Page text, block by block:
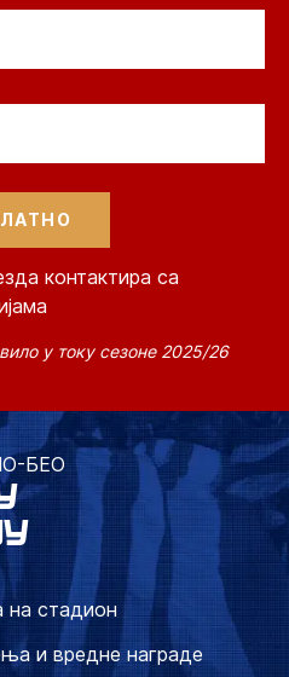
контактира са
у току сезоне 2025/26
БЕО
на стадион
и вредне награде